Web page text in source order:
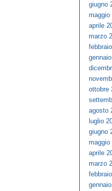
giugno
maggio
aprile
marzo
ottobre
agosto
luglio
giugno
maggio
aprile
marzo